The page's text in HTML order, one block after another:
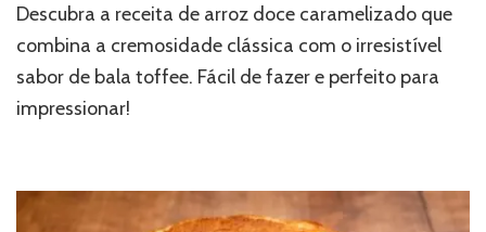
Descubra a receita de arroz doce caramelizado que
combina a cremosidade clássica com o irresistível
sabor de bala toffee. Fácil de fazer e perfeito para
impressionar!